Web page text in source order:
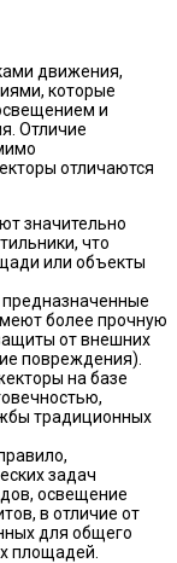
движения,
которые
и
Отличие
отличаются
значительно
что
или объекты
более прочную
от внешних
повреждения).
на базе
традиционных
задач
освещение
в отличие от
для общего
площадей.